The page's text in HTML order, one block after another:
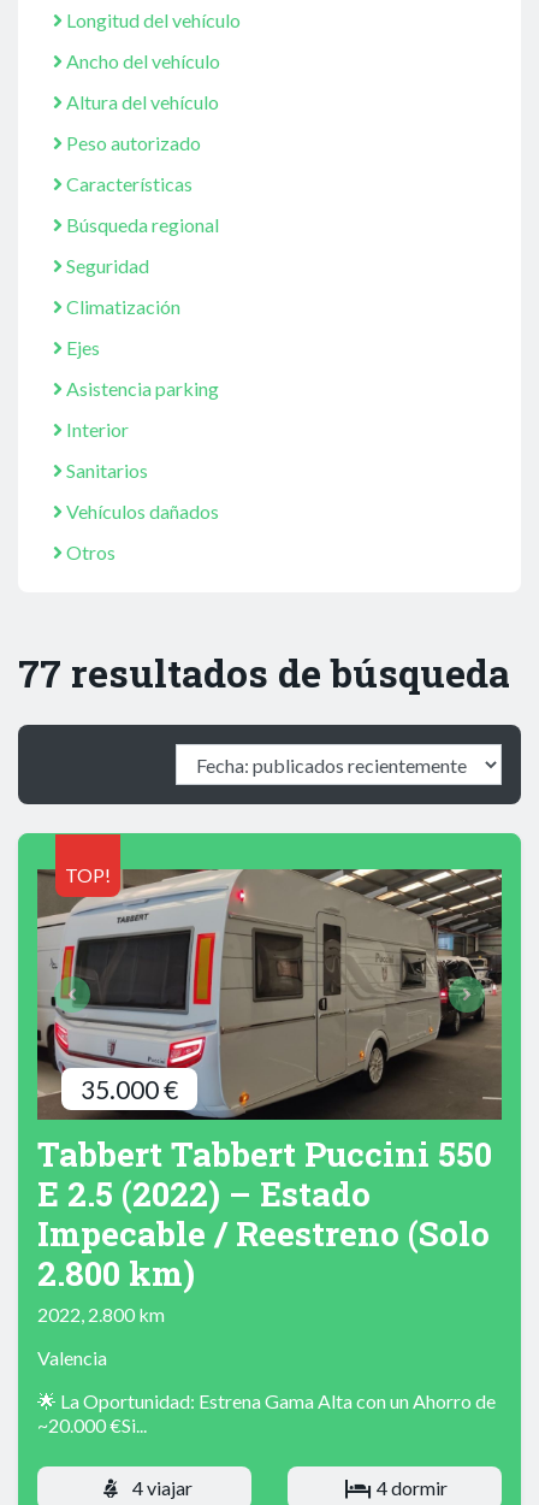
Longitud del vehículo
Ancho del vehículo
Altura del vehículo
Peso autorizado
Características
Búsqueda regional
Seguridad
Climatización
Ejes
Asistencia parking
Interior
Sanitarios
Vehículos dañados
Otros
77 resultados de búsqueda
35.000 €
Tabbert Tabbert Puccini 550
E 2.5 (2022) – Estado
Impecable / Reestreno (Solo
2.800 km)
2022, 2.800 km
Valencia
🌟 La Oportunidad: Estrena Gama Alta con un Ahorro de
~20.000 €Si...
4 viajar 4 dormir
TOP!